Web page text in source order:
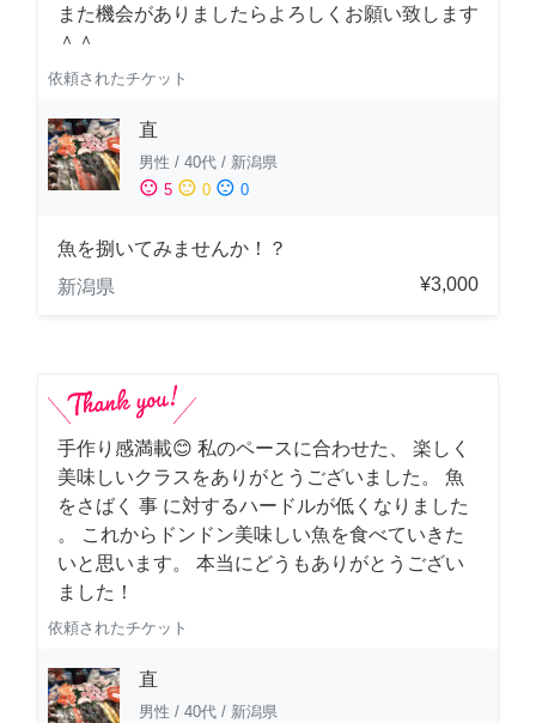
また機会がありましたらよろしくお願い致します
＾＾
依頼されたチケット
直
男性 / 40代 / 新潟県
sentiment_satisfied 5 sentiment_neutral 0 sentiment_dissatisfied 0
魚を捌いてみませんか！？
新潟県
¥3,000
手作り感満載😊 私のペースに合わせた、 楽しく
美味しいクラスをありがとうございました。 魚
をさばく 事 に対するハードルが低くなりました
。 これからドンドン美味しい魚を食べていきた
いと思います。 本当にどうもありがとうござい
ました！
依頼されたチケット
直
男性 / 40代 / 新潟県